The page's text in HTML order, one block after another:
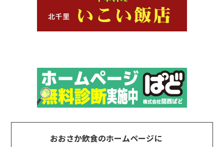
おおさか飲食のホームページに